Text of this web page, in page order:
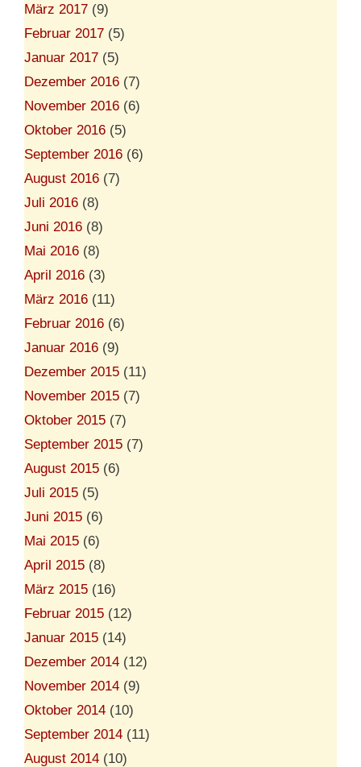
März 2017 (9)
Februar 2017 (5)
Januar 2017 (5)
Dezember 2016 (7)
November 2016 (6)
Oktober 2016 (5)
September 2016 (6)
August 2016 (7)
Juli 2016 (8)
Juni 2016 (8)
Mai 2016 (8)
April 2016 (3)
März 2016 (11)
Februar 2016 (6)
Januar 2016 (9)
Dezember 2015 (11)
November 2015 (7)
Oktober 2015 (7)
September 2015 (7)
August 2015 (6)
Juli 2015 (5)
Juni 2015 (6)
Mai 2015 (6)
April 2015 (8)
März 2015 (16)
Februar 2015 (12)
Januar 2015 (14)
Dezember 2014 (12)
November 2014 (9)
Oktober 2014 (10)
September 2014 (11)
August 2014 (10)